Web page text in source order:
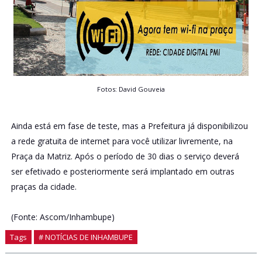
Fotos: David Gouveia
Ainda está em fase de teste, mas a Prefeitura já disponibilizou
a rede gratuita de internet para você utilizar livremente, na
Praça da Matriz. Após o período de 30 dias o serviço deverá
ser efetivado e posteriormente será implantado em outras
praças da cidade.
(Fonte: Ascom/Inhambupe)
Tags # NOTÍCIAS DE INHAMBUPE